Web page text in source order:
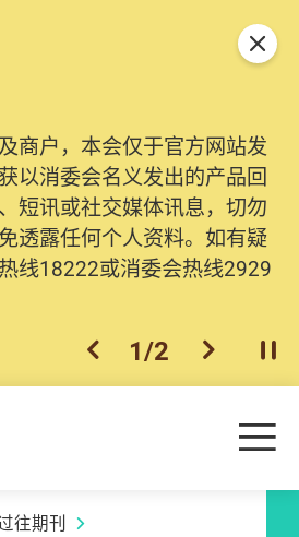
商户，本会仅于官方网站发
以消委会名义发出的产品回
短讯或社交媒体讯息，切勿
透露任何个人资料。如有疑
线18222或消委会热线2929
上一个
1/2 下一个开
关闭
目
往期刊